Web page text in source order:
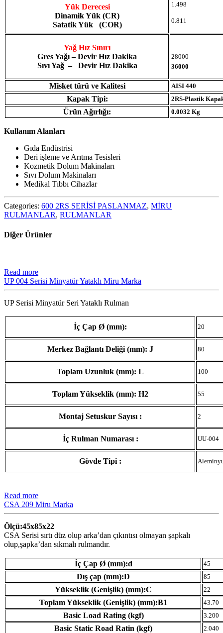
Yük Derecesi
Dinamik Yük (CR)
Satatik Yük (COR)
1.498
0.811
Yağ Hız Sınırı
Gres Yağı – Devir Hız Dakika
Sıvı Yağ – Devir Hız Dakika
28000
36000
Misket türü ve Kalitesi AISI 440
Kapak Tipi: 2RS-Plastik
Ürün Ağırlığı: 0.0032 Kg
Kullanım Alanları
Gıda Endüstrisi
Deri işleme ve Arıtma Tesisleri
Kozmetik Dolum Makinaları
Sıvı Dolum Makinaları
Medikal Tıbbı Cihazlar
Categories: 600 2RS SERİSİ PASLANMAZ, MİRU
RULMANLAR, RULMANLAR
Diğer Ürünler
Read more
UP 004 Serisi Minyatür Yataklı Miru Marka
UP Serisi Minyatür Seri Yataklı Rulman
İç Çap Ø (mm): 20
Merkez Bağlantı Deliği (mm): J 80
Toplam Uzunluk (mm): L 100
Toplam Yükseklik (mm): H2 55
Montaj Setuskur Sayısı : 2
İç Rulman Numarası : UU-004
Gövde Tipi :
Read more
CSA 209 Miru Marka
Ölçü:45x85x22
CSA Serisi sırtı düz olup arka’dan çıkıntısı olmayan şapkalı
olup,şapka’dan sıkmalı rulmandır.
İç Çap Ø (mm):d 45
Dış çap (mm):D 85
Yükseklik (Genişlik) (mm):C 22
Toplam Yükseklik (Genişlik) (mm):B1 43.70
Basic Load Rating (kgf) 3.200
Basic Static Road Ratin (kgf) 2.040